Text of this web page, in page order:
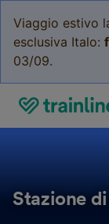
Viaggio estivo
esclusiva Italo:
03/09.
Stazione